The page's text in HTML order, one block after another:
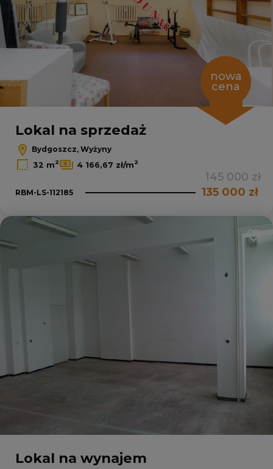
Leaflet|© OpenMapTiles© OpenStreetMap contributors
nowa
cena
Lokal na sprzedaż
Bydgoszcz, Wyżyny
32 m2 4 166,67 zł/m2
145 000 zł
RBM-LS-112185 135 000 zł
Lokal na wynajem